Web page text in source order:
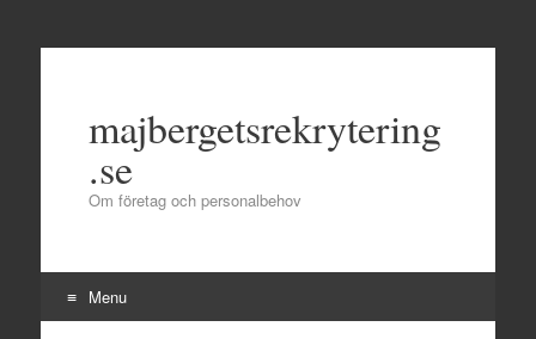
majbergetsrekrytering
.se
Om företag och personalbehov
Menu